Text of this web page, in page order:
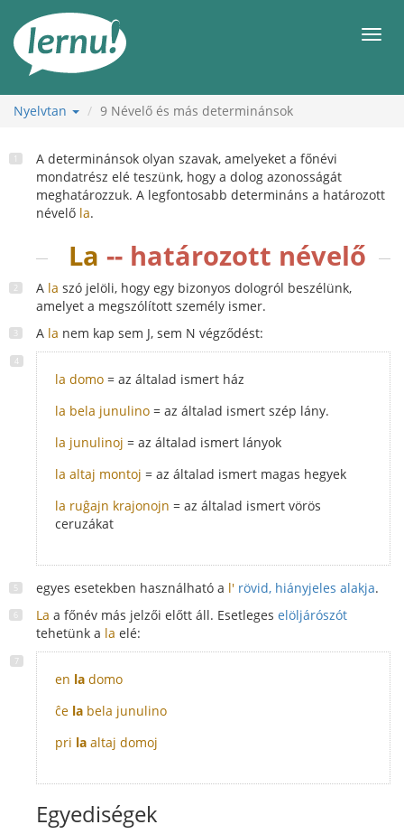
Nyelvtan 9 Névelő és más determinánsok
A determinánsok olyan szavak, amelyeket a főnévi
mondatrész elé teszünk, hogy a dolog azonosságát
meghatározzuk. A legfontosabb determináns a határozott
névelő la.
La -- határozott névelő
A la szó jelöli, hogy egy bizonyos dologról beszélünk,
amelyet a megszólított személy ismer.
A la nem kap sem J, sem N végződést:
la domo = az általad ismert ház
la bela junulino = az általad ismert szép lány.
la junulinoj = az általad ismert lányok
la altaj montoj = az általad ismert magas hegyek
la ruĝajn krajonojn = az általad ismert vörös
ceruzákat
egyes esetekben használható a l' rövid, hiányjeles alakja.
La a főnév más jelzői előtt áll. Esetleges elöljárószót
tehetünk a la elé:
en la domo
ĉe la bela junulino
pri la altaj domoj
Egyediségek